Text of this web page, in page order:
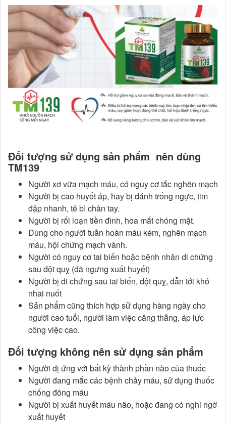
Đối tượng sử dụng sản phẩm nên dùng
TM139
Người xơ vữa mạch máu, có nguy cơ tắc nghẽn mạch
Người bị cao huyết áp, hay bị đánh trống ngực, tim
đập nhanh, tê bì chân tay.
Người bị rối loạn tiền đình, hoa mắt chóng mặt.
Dùng cho người tuần hoàn máu kém, nghẽn mạch
máu, hội chứng mạch vành.
Người có nguy cơ tai biến hoặc bệnh nhân di chứng
sau đột quỵ (đã ngưng xuất huyết)
Người bị di chứng sau tai biến, đột quỵ, dẫn tới khó
nhai nuốt
Sản phẩm cũng thích hợp sử dụng hàng ngày cho
người cao tuổi, người làm việc căng thẳng, áp lực
công việc cao.
Đối tượng không nên sử dụng sản phẩm
Người dị ứng với bất kỳ thành phần nào của thuốc
Người đang mắc các bệnh chảy máu, sử dụng thuốc
chống đông máu
Người bị xuất huyết máu não, hoặc đang có nghi ngờ
xuất huyết